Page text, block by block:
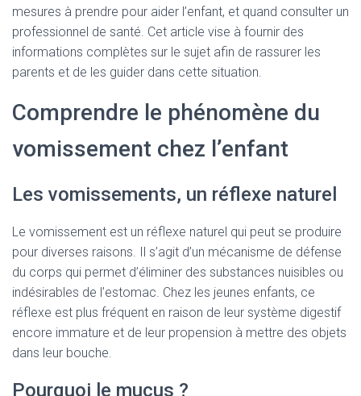
mesures à prendre pour aider l’enfant, et quand consulter un
professionnel de santé. Cet article vise à fournir des
informations complètes sur le sujet afin de rassurer les
parents et de les guider dans cette situation.
Comprendre le phénomène du
vomissement chez l’enfant
Les vomissements, un réflexe naturel
Le vomissement est un réflexe naturel qui peut se produire
pour diverses raisons. Il s’agit d’un mécanisme de défense
du corps qui permet d’éliminer des substances nuisibles ou
indésirables de l’estomac. Chez les jeunes enfants, ce
réflexe est plus fréquent en raison de leur système digestif
encore immature et de leur propension à mettre des objets
dans leur bouche.
Pourquoi le mucus ?